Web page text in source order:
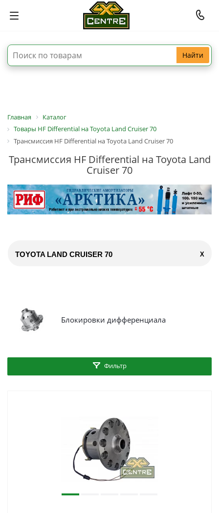
Найти
Главная
Каталог
Товары HF Differential на Toyota Land Cruiser 70
Трансмиссия HF Differential на Toyota Land Cruiser 70
Трансмиссия HF Differential на Toyota Land
Cruiser 70
TOYOTA LAND CRUISER 70 X
Блокировки дифференциала
Фильтр